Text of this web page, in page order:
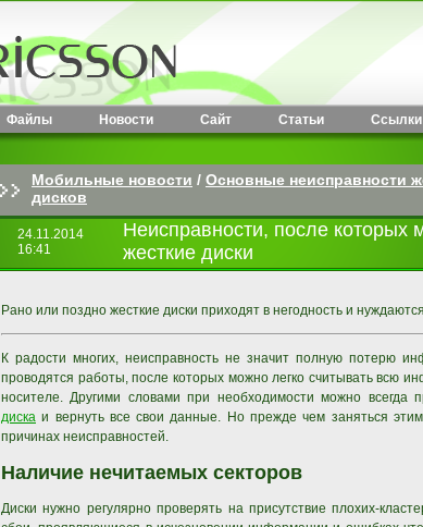
Файлы Новости Сайт Статьи Ссылки
Мобильные новости / Основные неисправности
дисков
24.11.2014
16:41
Неисправности, после которых
жесткие диски
Рано или поздно жесткие диски приходят в негодность и
К радости многих, неисправность не значит полную потерю
проводятся работы, после которых можно легко считывать всю
носителе. Другими словами при необходимости можно всегда
диска и вернуть все свои данные. Но прежде чем заняться
причинах неисправностей.
Наличие нечитаемых секторов
Диски нужно регулярно проверять на присутствие плохих-